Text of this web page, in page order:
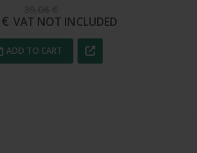
€ VAT NOT INCLUDED
ADD TO CART